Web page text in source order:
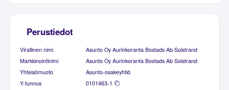
Perustiedot
Virallinen nimi
Asunto Oy Aurinkoranta Bostads Ab Solstrand
Markkinointinimi
Asunto Oy Aurinkoranta Bostads Ab Solstrand
Yhteisömuoto
Asunto-osakeyhtiö
Y-tunnus
0101463-1